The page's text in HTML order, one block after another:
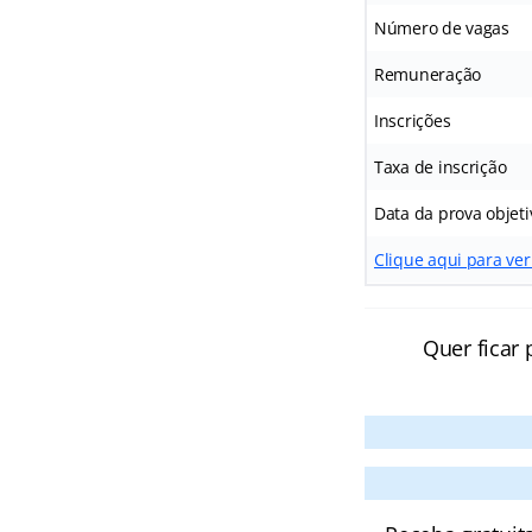
Número de vagas
Remuneração
Inscrições
Taxa de inscrição
Data da prova
Clique aqui para
Quer ficar